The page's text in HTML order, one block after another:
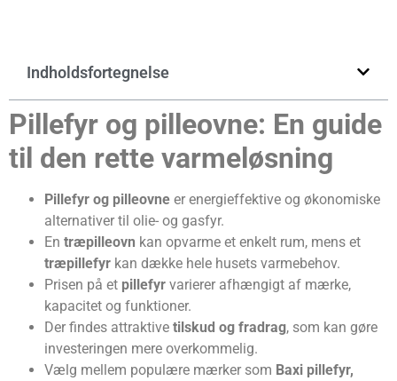
Indholdsfortegnelse
Pillefyr og pilleovne: En guide
til den rette varmeløsning
Pillefyr og pilleovne er energieffektive og økonomiske
alternativer til olie- og gasfyr.
En træpilleovn kan opvarme et enkelt rum, mens et
træpillefyr kan dække hele husets varmebehov.
Prisen på et pillefyr varierer afhængigt af mærke,
kapacitet og funktioner.
Der findes attraktive tilskud og fradrag, som kan gøre
investeringen mere overkommelig.
Vælg mellem populære mærker som Baxi pillefyr,